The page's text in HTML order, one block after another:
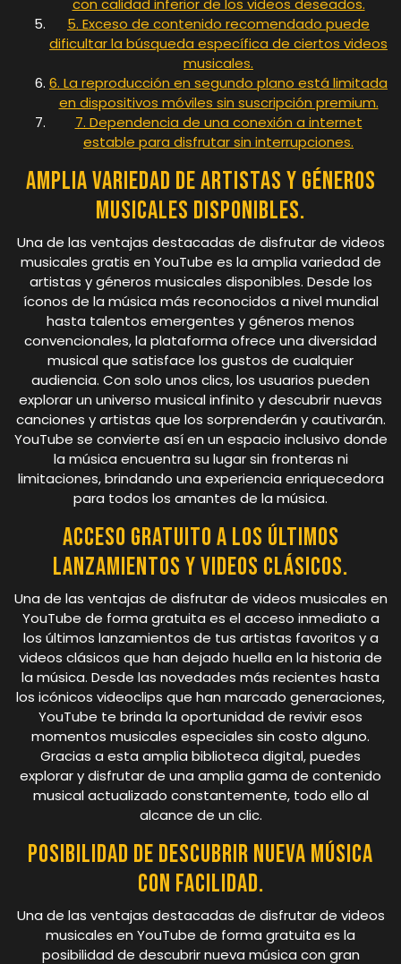
5. Exceso de contenido recomendado puede
dificultar la búsqueda específica de ciertos videos
musicales.
6. La reproducción en segundo plano está limitada
en dispositivos móviles sin suscripción premium.
7. Dependencia de una conexión a internet
estable para disfrutar sin interrupciones.
Amplia variedad de artistas y géneros
musicales disponibles.
Una de las ventajas destacadas de disfrutar de videos
musicales gratis en YouTube es la amplia variedad de
artistas y géneros musicales disponibles. Desde los
íconos de la música más reconocidos a nivel mundial
hasta talentos emergentes y géneros menos
convencionales, la plataforma ofrece una diversidad
musical que satisface los gustos de cualquier
audiencia. Con solo unos clics, los usuarios pueden
explorar un universo musical infinito y descubrir nuevas
canciones y artistas que los sorprenderán y cautivarán.
YouTube se convierte así en un espacio inclusivo donde
la música encuentra su lugar sin fronteras ni
limitaciones, brindando una experiencia enriquecedora
para todos los amantes de la música.
Acceso gratuito a los últimos
lanzamientos y videos clásicos.
Una de las ventajas de disfrutar de videos musicales en
YouTube de forma gratuita es el acceso inmediato a
los últimos lanzamientos de tus artistas favoritos y a
videos clásicos que han dejado huella en la historia de
la música. Desde las novedades más recientes hasta
los icónicos videoclips que han marcado generaciones,
YouTube te brinda la oportunidad de revivir esos
momentos musicales especiales sin costo alguno.
Gracias a esta amplia biblioteca digital, puedes
explorar y disfrutar de una amplia gama de contenido
musical actualizado constantemente, todo ello al
alcance de un clic.
Posibilidad de descubrir nueva música
con facilidad.
Una de las ventajas destacadas de disfrutar de videos
musicales en YouTube de forma gratuita es la
posibilidad de descubrir nueva música con gran